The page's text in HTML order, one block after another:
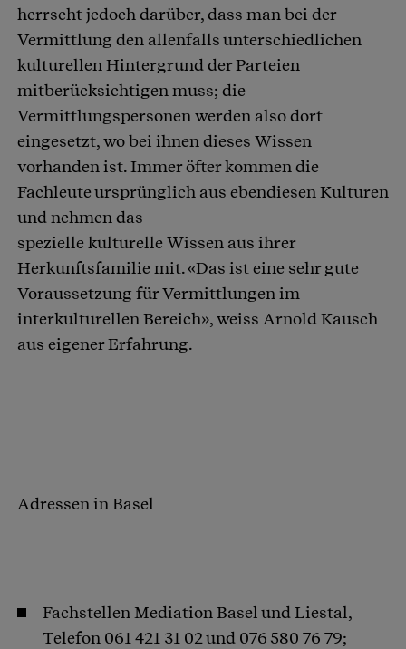
herrscht jedoch darüber, dass man bei der
Vermittlung den allenfalls unterschiedlichen
kulturellen Hintergrund der Parteien
mitberücksichtigen muss; die
Vermittlungspersonen werden also dort
eingesetzt, wo bei ihnen dieses Wissen
vorhanden ist. Immer öfter kommen die
Fachleute ursprünglich aus ebendiesen Kulturen
und nehmen das
spezielle kulturelle Wissen aus ihrer
Herkunftsfamilie mit. «Das ist eine sehr gute
Voraussetzung für Vermittlungen im
interkulturellen Bereich», weiss Arnold Kausch
aus eigener Erfahrung.
Adressen in Basel
Fachstellen Mediation Basel und Liestal,
Telefon 061 421 31 02 und 076 580 76 79;